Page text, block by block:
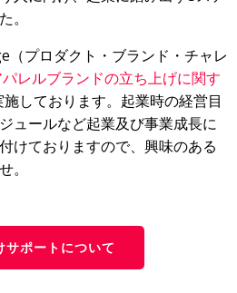
。
プロダクト・ブランド・チャレ
レルブランドの立ち上げに関す
施しております。起業時の経営目
ュールなど起業及び事業成長に
けておりますので、興味のある
。
サポートについて